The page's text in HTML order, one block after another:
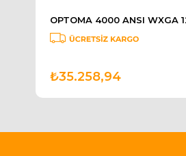
₺35.258,94